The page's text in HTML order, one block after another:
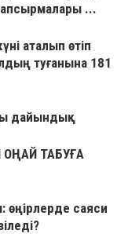
...
аталып өтіп
туғанына 181
дайындық
ОҢАЙ ТАБУҒА
өңірлерде саяси